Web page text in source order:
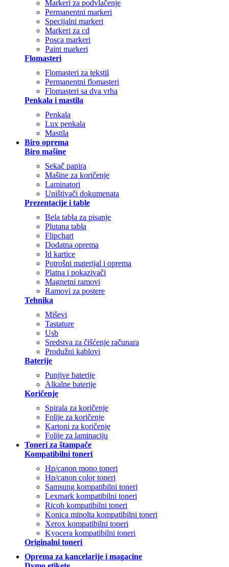
Markeri za podvlačenje
Permanentni markeri
Specijalni markeri
Markeri za cd
Posca markeri
Paint markeri
Flomasteri
Flomasteri za tekstil
Permanentni flomasteri
Flomasteri sa dva vrha
Penkala i mastila
Penkala
Lux penkala
Mastila
Biro oprema
Biro mašine
Sekač papira
Mašine za koričenje
Laminatori
Uništivači dokumenata
Prezentacije i table
Bela tabla za pisanje
Plutana tabla
Flipchart
Dodatna oprema
Id kartice
Potrošni materijal i oprema
Platna i pokazivači
Magnetni ramovi
Ramovi za postere
Tehnika
Miševi
Tastature
Usb
Sredstva za čišćenje računara
Produžni kablovi
Baterije
Punjive baterije
Alkalne baterije
Koričenje
Spirala za koričenje
Folije za koričenje
Kartoni za koričenje
Folije za laminaciju
Toneri za štampače
Kompatibilni toneri
Hp/canon mono toneri
Hp/canon color toneri
Samsung kompatibilni toneri
Lexmark kompatibilni toneri
Ricoh kompatibilni toneri
Konica minolta kompatibilni toneri
Xerox kompatibilni toneri
Kyocera kompatibilni toneri
Originalni toneri
Oprema za kancelarije i magacine